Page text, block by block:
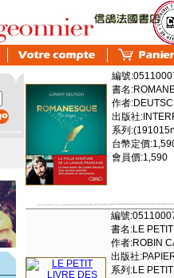
編號
書名
作者
出版社
系列
台幣定價
會員價:1,590
編號
書名:LE
作者:ROBIN
出版社
系列:LE